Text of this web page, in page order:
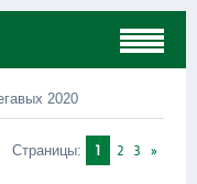
2020
Страницы: 1 2 3 »